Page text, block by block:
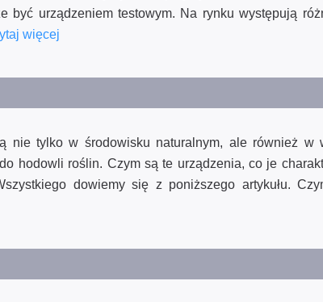
urządzeniem testowym. Na rynku występują
więcej
nie tylko w środowisku naturalnym, ale również w
hodowli roślin. Czym są te urządzenia, co je
dowiemy się z poniższego artykułu.